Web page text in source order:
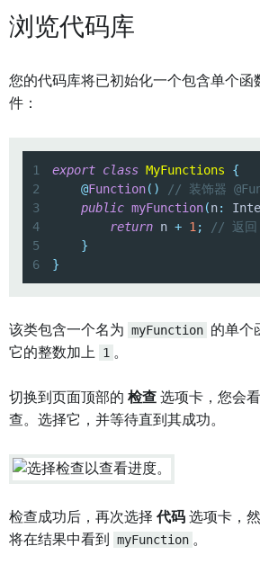
浏览代码库
您的代码库将已初始化一个包含单个函
件：
1 export class MyFunctions
{
2
@Function( )
// 装饰器
3
public myFunction(n:
4
return n + 1 ;
// 返回
5
}
6
}
该类包含一个名为 myFunction 的单个
它的整数加上
1 。
切换到页面顶部的 检查 选项卡，您会
查。选择它，并等待直到其成功。
检查成功后，再次选择 代码 选项卡，
将在结果中看到
myFunction 。